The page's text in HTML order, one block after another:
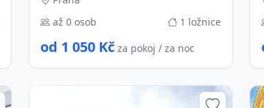
až 0 osob
1 ložnice
od 1 050 Kč za pokoj / za noc